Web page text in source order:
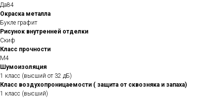
Да84
Окраска металла
Букле графит
Рисунок внутренней отделки
Скиф
Класс прочности
М4
Шумоизоляция
1 класс (высший от 32 дБ)
Класс воздухопроницаемости ( защита от сквозняка и запаха)
1 класс (высший)